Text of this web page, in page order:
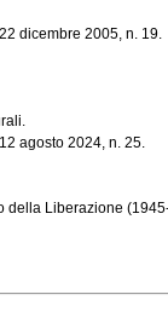
dicembre 2005, n. 19.
agosto 2024, n. 25.
della Liberazione